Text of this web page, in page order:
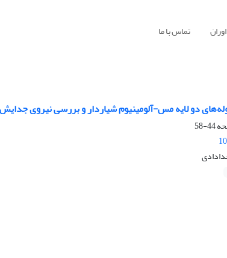
تماس با ما
دو لایه مس-آلومینیوم شیاردار و بررسی نیروی جدایش
44-58